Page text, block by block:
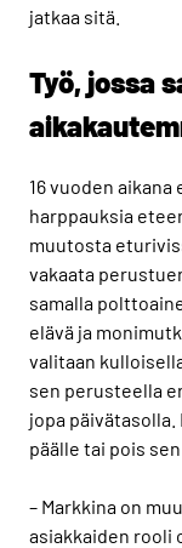
jatkaa sitä.
Työ, jossa
16 vuoden
harppauksia
muutosta
vakaata
samalla
elävä ja
valitaan
sen perusteella
jopa
päälle tai pois
– Markkina on
asiakkaiden rooli